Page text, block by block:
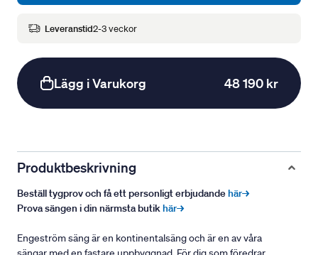
Leveranstid2-3 veckor
Lägg i Varukorg 48 190 kr
Produktbeskrivning
Beställ tygprov och få ett personligt erbjudandehär→
Prova sängen i din närmsta butikhär→
Engeström säng är en kontinentalsäng och är en av våra